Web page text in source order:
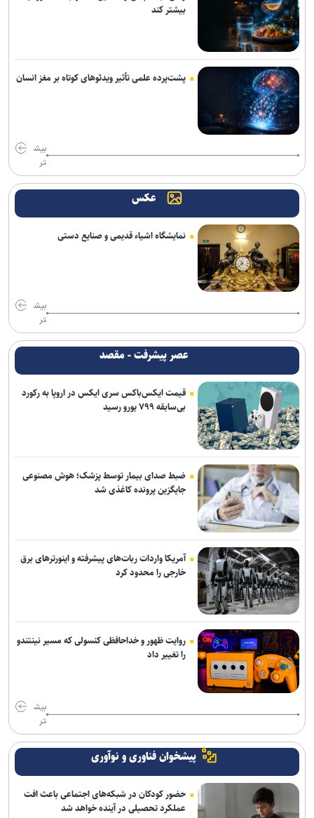
بیشتر کند
پشت‌پرده علمی تأثیر ویدئو‌های کوتاه بر مغز انسان
بیش
تر
عکس
نمایشگاه اشیاء قدیمی و صنایع دستی
بیش
تر
عصر پیشرفت - مقصد
قیمت ایکس‌باکس سری ایکس در اروپا به رکورد
بی‌سابقه ۷۹۹ یورو رسید
ضبط صدای بیمار توسط پزشک؛ هوش مصنوعی
جایگزین پرونده کاغذی شد
آمریکا واردات ربات‌های پیشرفته و اینورترهای برق
خارجی را محدود کرد
روایت ظهور و خداحافظی کنسولی که مسیر نینتندو
را تغییر داد
بیش
تر
پیشخوان فناوری و نوآوری
حضور کودکان در شبکه‌های اجتماعی باعث افت
عملکرد تحصیلی در آینده خواهد شد